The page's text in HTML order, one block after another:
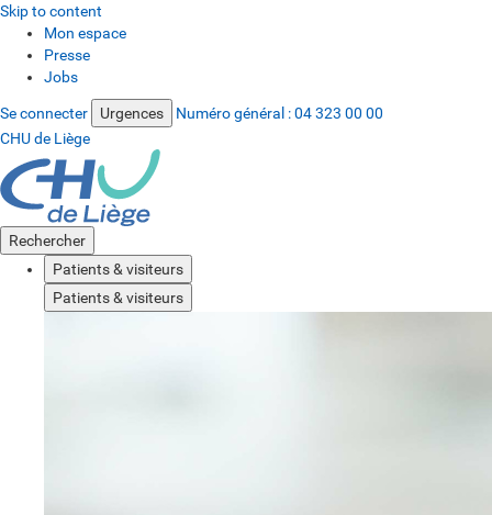
Skip to content
Mon espace
Presse
Jobs
Se connecter Urgences Numéro général :04 323 00 00
CHU de Liège
Rechercher
Patients & visiteurs
Patients & visiteurs